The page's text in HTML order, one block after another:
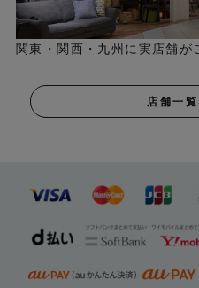
関東・関西・九州に実店舗が
店舗一